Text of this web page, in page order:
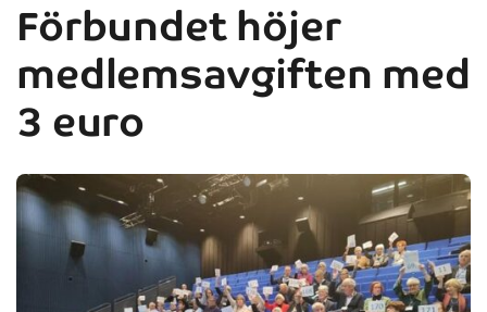
Förbundet höjer
medlemsavgiften med
3 euro